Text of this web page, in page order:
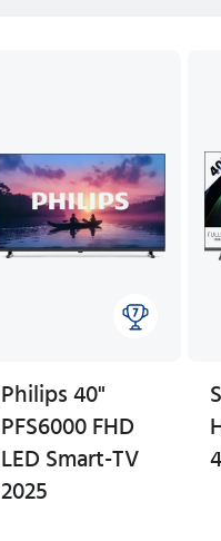
Philips 40"
PFS6000 FHD
LED Smart-TV
2025